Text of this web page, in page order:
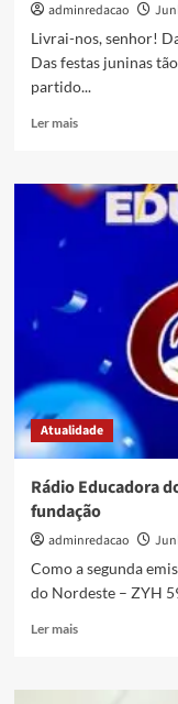
adminredacao
Livrai-nos, senhor!
Das festas juninas
partido...
Ler mais
Atualidade
Rádio Educadora
fundação
adminredacao
Como a segunda
do Nordeste – ZYH
Ler mais